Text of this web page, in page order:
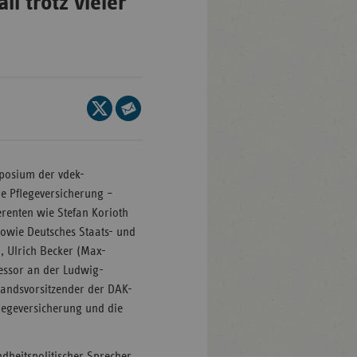
Seite
auf
der vdek-
Pflegeversicherung –
wie Stefan Korioth
Deutsches Staats- und
Ulrich Becker (Max-
an der Ludwig-
der DAK-
und die